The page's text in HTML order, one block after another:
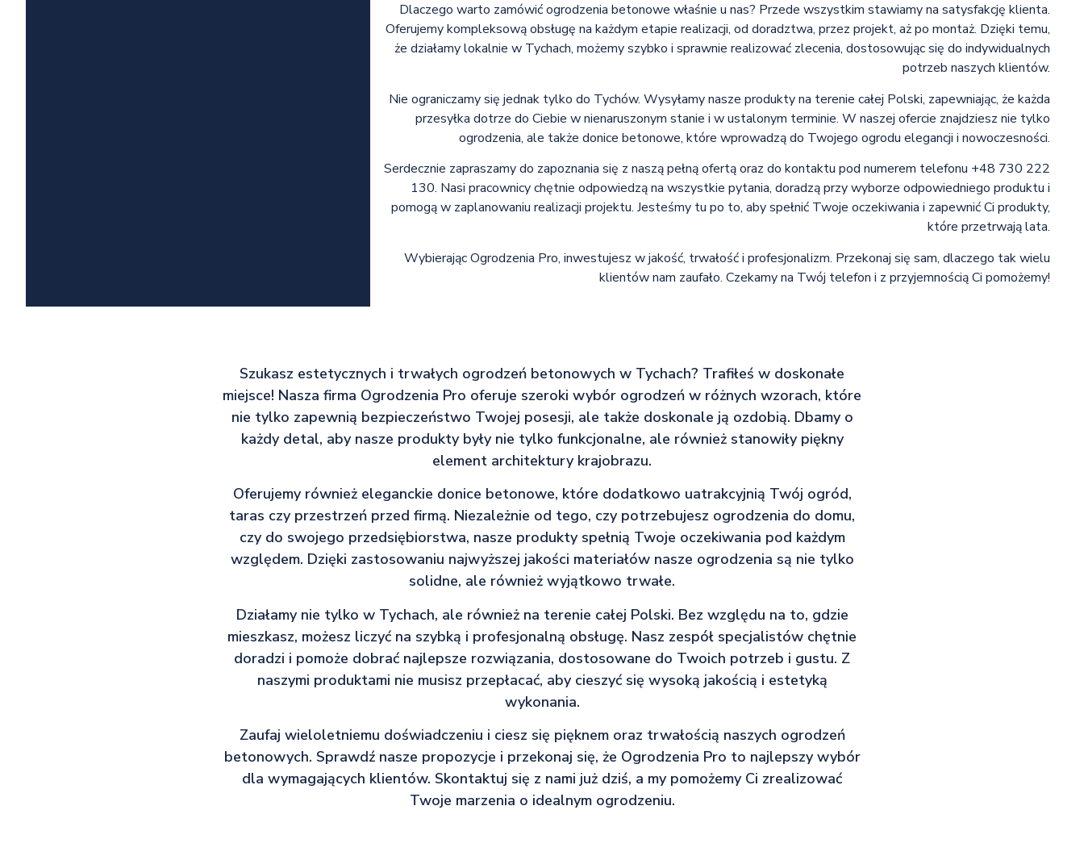
Dlaczego warto zamówić ogrodzenia betonowe właśnie u nas? Przede wszystkim stawiamy na satysfakcję klienta.
Oferujemy kompleksową obsługę na każdym etapie realizacji, od doradztwa, przez projekt, aż po montaż. Dzięki temu,
że działamy lokalnie w Tychach, możemy szybko i sprawnie realizować zlecenia, dostosowując się do indywidualnych
potrzeb naszych klientów.
Nie ograniczamy się jednak tylko do Tychów. Wysyłamy nasze produkty na terenie całej Polski, zapewniając, że każda
przesyłka dotrze do Ciebie w nienaruszonym stanie i w ustalonym terminie. W naszej ofercie znajdziesz nie tylko
ogrodzenia, ale także donice betonowe, które wprowadzą do Twojego ogrodu elegancji i nowoczesności.
Serdecznie zapraszamy do zapoznania się z naszą pełną ofertą oraz do kontaktu pod numerem telefonu +48 730 222
130. Nasi pracownicy chętnie odpowiedzą na wszystkie pytania, doradzą przy wyborze odpowiedniego produktu i
pomogą w zaplanowaniu realizacji projektu. Jesteśmy tu po to, aby spełnić Twoje oczekiwania i zapewnić Ci produkty,
które przetrwają lata.
Wybierając Ogrodzenia Pro, inwestujesz w jakość, trwałość i profesjonalizm. Przekonaj się sam, dlaczego tak wielu
klientów nam zaufało. Czekamy na Twój telefon i z przyjemnością Ci pomożemy!
Szukasz estetycznych i trwałych ogrodzeń betonowych w Tychach? Trafiłeś w doskonałe
miejsce! Nasza firma Ogrodzenia Pro oferuje szeroki wybór ogrodzeń w różnych wzorach, które
nie tylko zapewnią bezpieczeństwo Twojej posesji, ale także doskonale ją ozdobią. Dbamy o
każdy detal, aby nasze produkty były nie tylko funkcjonalne, ale również stanowiły piękny
element architektury krajobrazu.
Oferujemy również eleganckie donice betonowe, które dodatkowo uatrakcyjnią Twój ogród,
taras czy przestrzeń przed firmą. Niezależnie od tego, czy potrzebujesz ogrodzenia do domu,
czy do swojego przedsiębiorstwa, nasze produkty spełnią Twoje oczekiwania pod każdym
względem. Dzięki zastosowaniu najwyższej jakości materiałów nasze ogrodzenia są nie tylko
solidne, ale również wyjątkowo trwałe.
Działamy nie tylko w Tychach, ale również na terenie całej Polski. Bez względu na to, gdzie
mieszkasz, możesz liczyć na szybką i profesjonalną obsługę. Nasz zespół specjalistów chętnie
doradzi i pomoże dobrać najlepsze rozwiązania, dostosowane do Twoich potrzeb i gustu. Z
naszymi produktami nie musisz przepłacać, aby cieszyć się wysoką jakością i estetyką
wykonania.
Zaufaj wieloletniemu doświadczeniu i ciesz się pięknem oraz trwałością naszych ogrodzeń
betonowych. Sprawdź nasze propozycje i przekonaj się, że Ogrodzenia Pro to najlepszy wybór
dla wymagających klientów. Skontaktuj się z nami już dziś, a my pomożemy Ci zrealizować
Twoje marzenia o idealnym ogrodzeniu.